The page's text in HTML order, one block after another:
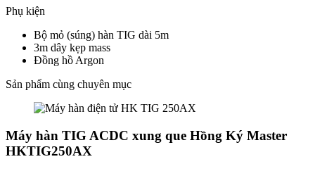
Phụ kiện
Bộ mỏ (súng) hàn TIG dài 5m
3m dây kẹp mass
Đồng hồ Argon
Sản phẩm cùng chuyên mục
Máy hàn TIG ACDC xung que Hồng Ký Master
HKTIG250AX